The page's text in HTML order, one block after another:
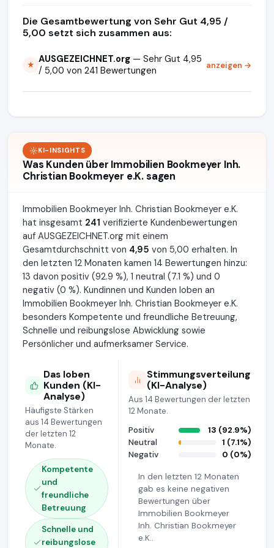
Die Gesamtbewertung von Sehr Gut 4,95 /
5,00 setzt sich zusammen aus:
★ AUSGEZEICHNET.org — Sehr Gut 4,95
/ 5,00 von 241 Bewertungen
anzeigen →
KI-INSIGHTS
Was Kunden über Immobilien Bookmeyer Inh.
Christian Bookmeyer e.K. sagen
Immobilien Bookmeyer Inh. Christian Bookmeyer e.K.
hat insgesamt 241 verifizierte Kundenbewertungen
auf AUSGEZEICHNET.org mit einem
Gesamtdurchschnitt von 4,95 von 5,00 erhalten. In
den letzten 12 Monaten kamen 14 Bewertungen hinzu:
13 davon positiv (92.9 %), 1 neutral (7.1 %) und 0
negativ (0 %). Kundinnen und Kunden loben an
Immobilien Bookmeyer Inh. Christian Bookmeyer e.K.
besonders Kompetente und freundliche Betreuung,
Schnelle und reibungslose Abwicklung sowie
Persönlicher und aufmerksamer Service.
Das loben
Kunden (KI-
Analyse)
Häufigste Stärken
aus 14 Bewertungen
der letzten 12
Monate.
Kompetente
und
freundliche
Betreuung
Schnelle und
reibungslose
Stimmungsverteilung
(KI-Analyse)
Aus 14 Bewertungen der letzten
12 Monate.
Positiv
13 (92.9%)
Neutral
1 (7.1%)
Negativ
0 (0%)
In den letzten 12 Monaten
gab es keine negativen
Bewertungen über
Immobilien Bookmeyer
Inh. Christian Bookmeyer
e.K..